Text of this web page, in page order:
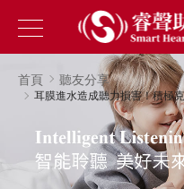
首頁 聽友分享
耳膜進水造成聽力損害！積極